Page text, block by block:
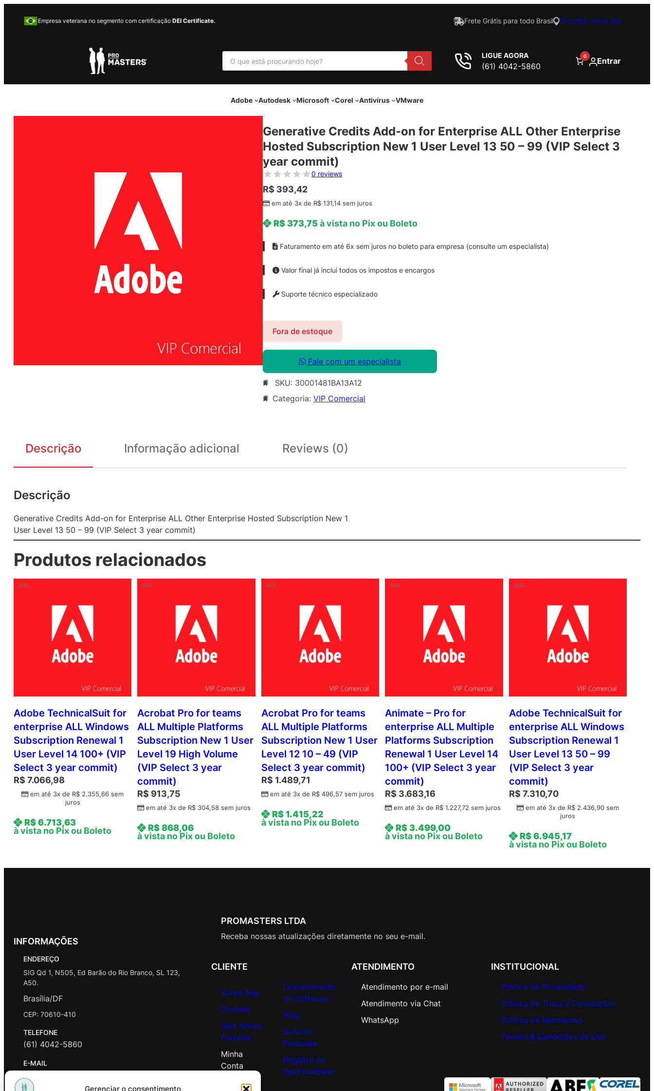
Gerenciar o consentimento
Empresa veterana no segmento com certificação DEI Certificate. Frete Grátis para todo Brasil Encontre nossa loja
P
s
u
r
LIGUE AGORA
(61) 4042-5860
0 Entrar
Adobe Autodesk Microsoft Corel Antivírus VMware
Generative Credits Add-on for Enterprise ALL Other Enterprise
Hosted Subscription New 1 User Level 13 50 – 99 (VIP Select 3
year commit)
0 reviews
R$ 393,42
em até 3x de R$ 131,14 sem juros
R$373,75à vista no Pix ou Boleto
Faturamento em até 6x sem juros no boleto para empresa (consulte um especialista)
Valor final já inclui todos os impostos e encargos
Suporte técnico especializado
Fora de estoque
Fale com um especialista
SKU: 30001481BA13A12
Categoria: VIP Comercial
Descrição Informação adicional Reviews (0)
Descrição
Generative Credits Add-on for Enterprise ALL Other Enterprise Hosted Subscription New 1
User Level 13 50 – 99 (VIP Select 3 year commit)
Produtos relacionados
Adobe TechnicalSuit for
enterprise ALL Windows
Subscription Renewal 1
User Level 14 100+ (VIP
Select 3 year commit)
R$ 7.066,98
em até 3x de R$ 2.355,66 sem
juros
R$6.713,63
à vista no Pix ou Boleto
Acrobat Pro for teams
ALL Multiple Platforms
Subscription New 1 User
Level 19 High Volume
(VIP Select 3 year
commit)
R$ 913,75
em até 3x de R$ 304,58 sem juros
R$868,06
à vista no Pix ou Boleto
Acrobat Pro for teams
ALL Multiple Platforms
Subscription New 1 User
Level 12 10 – 49 (VIP
Select 3 year commit)
R$ 1.489,71
em até 3x de R$496,57sem juros
R$1.415,22
à vista no Pix ou Boleto
Animate – Pro for
enterprise ALL Multiple
Platforms Subscription
Renewal 1 User Level 14
100+ (VIP Select 3 year
commit)
R$ 3.683,16
em até 3x de R$ 1.227,72 sem juros
R$3.499,00
à vista no Pix ou Boleto
Adobe TechnicalSuit for
enterprise ALL Windows
Subscription Renewal 1
User Level 13 50 – 99
(VIP Select 3 year
commit)
R$ 7.310,70
em até 3x de R$2.436,90sem
juros
R$6.945,17
à vista no Pix ou Boleto
INFORMAÇÕES
ENDEREÇO
SIG Qd 1, N505, Ed Barão do Rio Branco, SL 123,
A50.
Brasília/DF
CEP: 70610-410
TELEFONE
(61) 4042-5860
E-MAIL
contato@promasters.net.br
PROMASTERS LTDA
Receba nossas atualizações diretamente no seu e-mail.
CLIENTE
Sobre Nós
Contato
Seja Nosso
Parceiro
Minha
Conta
Licenciamento
de Software
Blog
Solicitar
Proposta
Registro de
Oportunidade
ATENDIMENTO
Atendimento por e-mail
Atendimento via Chat
WhatsApp
INSTITUCIONAL
Política de Privacidade
Política de Troca e Devoluções
Política de Reembolso
Termos & Condições de Uso